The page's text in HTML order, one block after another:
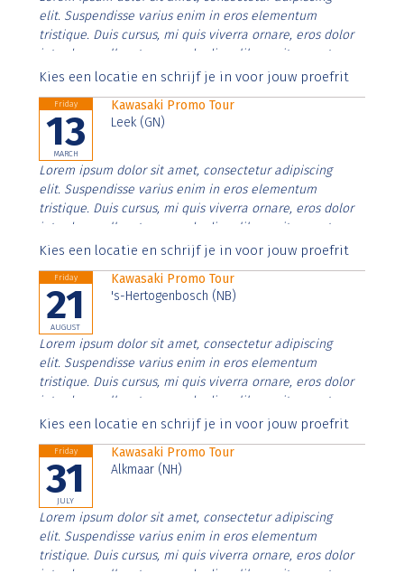
elit. Suspendisse varius enim in eros elementum
tristique. Duis cursus, mi quis viverra ornare, eros dolor
interdum nulla, ut commodo diam libero vitae erat.
Aenean faucibus nibh et justo cursus id rutrum lorem
Kies een locatie en schrijf je in voor jouw proefrit
Friday
13
MARCH
Kawasaki Promo Tour
Leek (GN)
Lorem ipsum dolor sit amet, consectetur adipiscing
elit. Suspendisse varius enim in eros elementum
tristique. Duis cursus, mi quis viverra ornare, eros dolor
interdum nulla, ut commodo diam libero vitae erat.
Aenean faucibus nibh et justo cursus id rutrum lorem
Kies een locatie en schrijf je in voor jouw proefrit
Friday
21
AUGUST
Kawasaki Promo Tour
's-Hertogenbosch (NB)
Lorem ipsum dolor sit amet, consectetur adipiscing
elit. Suspendisse varius enim in eros elementum
tristique. Duis cursus, mi quis viverra ornare, eros dolor
interdum nulla, ut commodo diam libero vitae erat.
Aenean faucibus nibh et justo cursus id rutrum lorem
Kies een locatie en schrijf je in voor jouw proefrit
Friday
31
JULY
Kawasaki Promo Tour
Alkmaar (NH)
Lorem ipsum dolor sit amet, consectetur adipiscing
elit. Suspendisse varius enim in eros elementum
tristique. Duis cursus, mi quis viverra ornare, eros dolor
interdum nulla, ut commodo diam libero vitae erat.